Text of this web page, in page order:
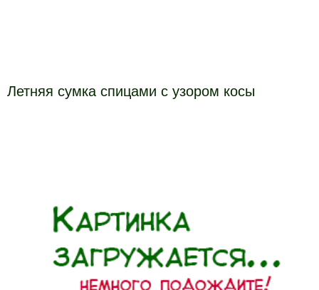
Летняя сумка спицами с узором косы